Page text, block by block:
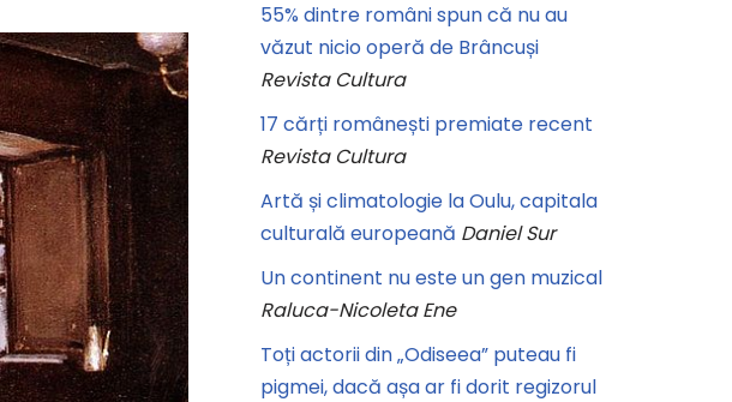
55% dintre români spun că nu au
văzut nicio operă de Brâncuși
Revista Cultura
17 cărți românești premiate recent
Revista Cultura
Artă și climatologie la Oulu, capitala
culturală europeană Daniel Sur
Un continent nu este un gen muzical
Raluca-Nicoleta Ene
Toți actorii din „Odiseea” puteau fi
pigmei, dacă așa ar fi dorit regizorul